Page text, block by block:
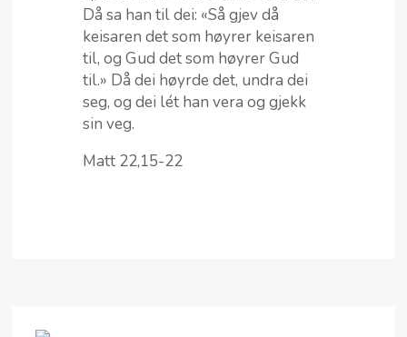
Då sa han til dei: «Så gjev då
keisaren det som høyrer keisaren
til, og Gud det som høyrer Gud
til.» Då dei høyrde det, undra dei
seg, og dei lét han vera og gjekk
sin veg.
Matt 22,15-22